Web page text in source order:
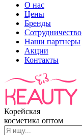
О нас
Цены
Бренды
Сотрудничество
Наши партнеры
Акции
Контакты
Корейская
косметика оптом